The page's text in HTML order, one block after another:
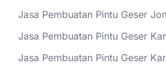
Jasa Pembuatan Pintu Geser
Jasa Pembuatan Pintu Geser
Jasa Pembuatan Pintu Geser